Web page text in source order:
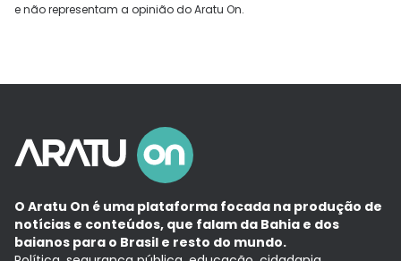
e não representam a opinião do Aratu On.
O Aratu On é uma plataforma focada na produção de
notícias e conteúdos, que falam da Bahia e dos
baianos para o Brasil e resto do mundo.